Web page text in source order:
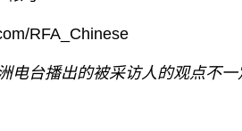
RFA_Chinese
电台播出的被采访人的观点不一